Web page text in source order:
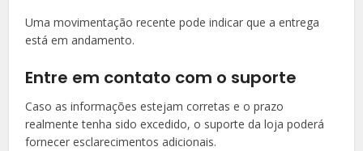
Uma movimentação recente pode indicar que a entrega
está em andamento.
Entre em contato com o suporte
Caso as informações estejam corretas e o prazo
realmente tenha sido excedido, o suporte da loja poderá
fornecer esclarecimentos adicionais.